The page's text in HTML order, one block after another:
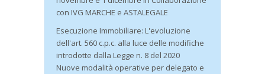
con IVG MARCHE e ASTALEGALE
Esecuzione Immobiliare: L'evoluzione
dell'art. 560 c.p.c. alla luce delle modifiche
introdotte dalla Legge n. 8 del 2020
Nuove modalità operative per delegato e